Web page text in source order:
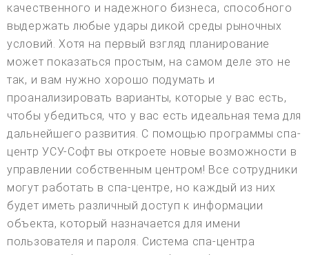
качественного и надежного бизнеса, способного
выдержать любые удары дикой среды рыночных
условий. Хотя на первый взгляд планирование
может показаться простым, на самом деле это не
так, и вам нужно хорошо подумать и
проанализировать варианты, которые у вас есть,
чтобы убедиться, что у вас есть идеальная тема для
дальнейшего развития. С помощью программы спа-
центр УСУ-Софт вы откроете новые возможности в
управлении собственным центром! Все сотрудники
могут работать в спа-центре, но каждый из них
будет иметь различный доступ к информации
объекта, который назначается для имени
пользователя и пароля. Система спа-центра